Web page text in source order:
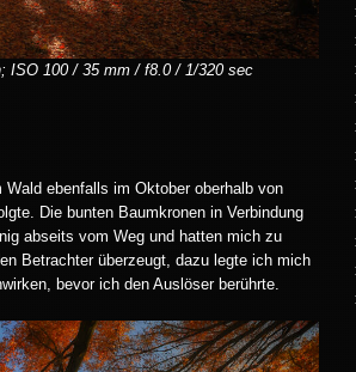
ISO 100 / 35 mm / f8.0 / 1/320 sec
ebenfalls im Oktober oberhalb von
Die bunten Baumkronen in Verbindung
abseits vom Weg und hatten mich zu
Betrachter überzeugt, dazu legte ich mich
bevor ich den Auslöser berührte.